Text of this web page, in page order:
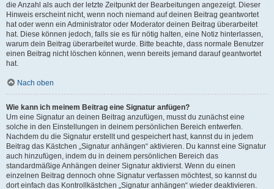
die Anzahl als auch der letzte Zeitpunkt der Bearbeitungen angezeigt. Dieser
Hinweis erscheint nicht, wenn noch niemand auf deinen Beitrag geantwortet
hat oder wenn ein Administrator oder Moderator deinen Beitrag überarbeitet
hat. Diese können jedoch, falls sie es für nötig halten, eine Notiz hinterlassen,
warum dein Beitrag überarbeitet wurde. Bitte beachte, dass normale Benutzer
einen Beitrag nicht löschen können, wenn bereits jemand darauf geantwortet
hat.
Nach oben
Wie kann ich meinem Beitrag eine Signatur anfügen?
Um eine Signatur an deinen Beitrag anzufügen, musst du zunächst eine
solche in den Einstellungen in deinem persönlichen Bereich entwerfen.
Nachdem du die Signatur erstellt und gespeichert hast, kannst du in jedem
Beitrag das Kästchen „Signatur anhängen“ aktivieren. Du kannst eine Signatur
auch hinzufügen, indem du in deinem persönlichen Bereich das
standardmäßige Anhängen deiner Signatur aktivierst. Wenn du einen
einzelnen Beitrag dennoch ohne Signatur verfassen möchtest, so kannst du
dort einfach das Kontrollkästchen „Signatur anhängen“ wieder deaktivieren.